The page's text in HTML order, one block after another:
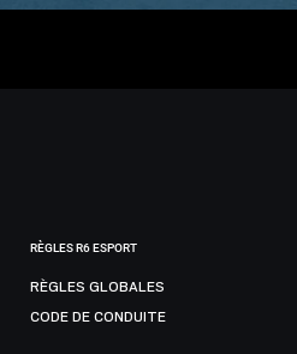
RÈGLES R6 ESPORT
RÈGLES GLOBALES
CODE DE CONDUITE